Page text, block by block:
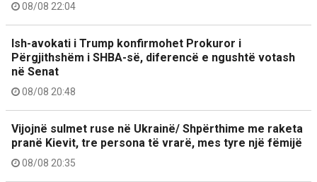
08/08 22:04
Ish-avokati i Trump konfirmohet Prokuror i
Përgjithshëm i SHBA-së, diferencë e ngushtë votash
në Senat
08/08 20:48
Vijojnë sulmet ruse në Ukrainë/ Shpërthime me raketa
pranë Kievit, tre persona të vrarë, mes tyre një fëmijë
08/08 20:35